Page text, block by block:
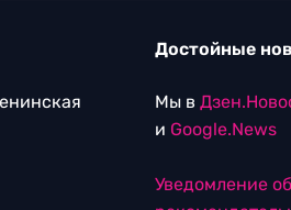
Достойные
Мы в
и Google.News
Уведомление